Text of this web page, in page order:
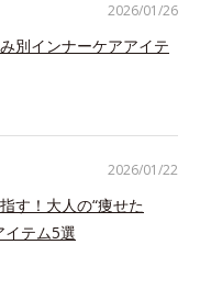
別インナーケアアイテ
2026/01/26
す！大人の“痩せた
イテム5選
2026/01/22